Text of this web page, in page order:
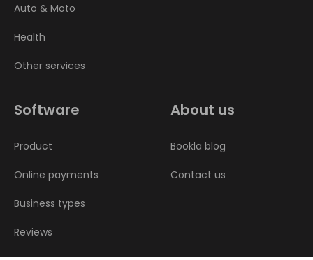
Auto & Moto
Health
Other services
Software
Product
Online payments
Business types
Reviews
About us
Bookla blog
Contact us